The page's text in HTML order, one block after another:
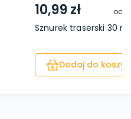
10,99 zł od
Sznurek traserski 30 m
Dodaj do